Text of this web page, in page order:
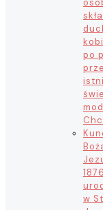
po
w